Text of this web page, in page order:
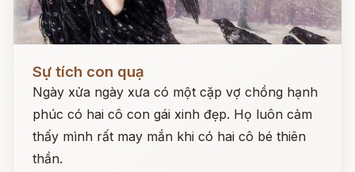
Sự tích con quạ
Ngày xửa ngày xưa có một cặp vợ chồng hạnh
phúc có hai cô con gái xinh đẹp. Họ luôn cảm
thấy mình rất may mắn khi có hai cô bé thiên
thần.